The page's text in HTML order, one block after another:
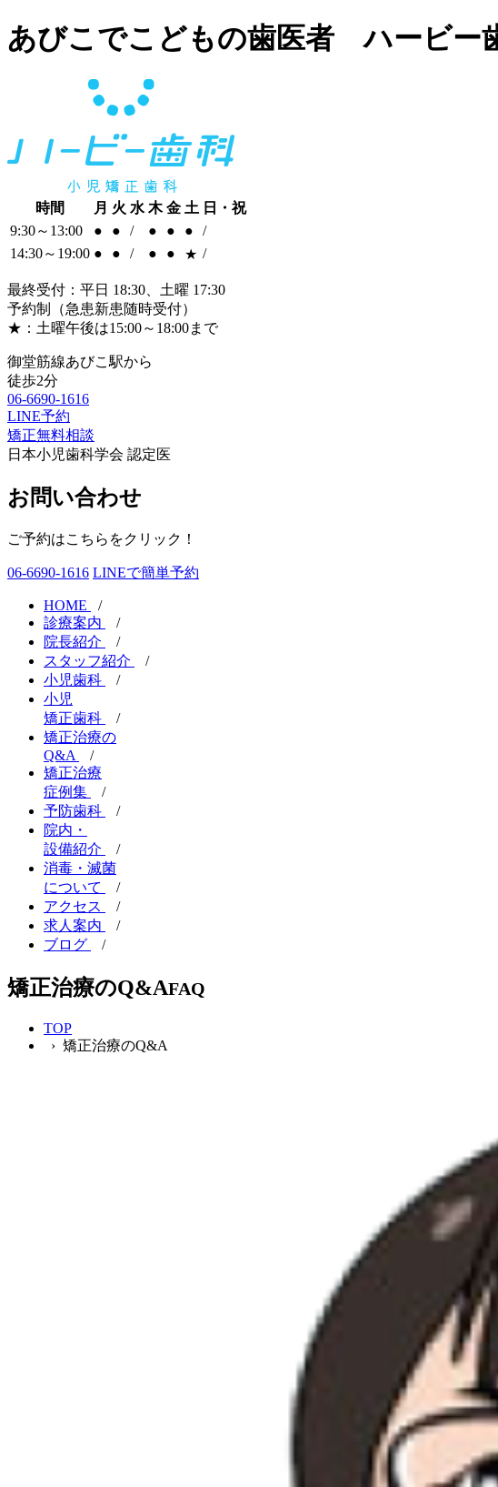
あびこでこどもの歯医者 ハービー
時間 月 火 水 木 金 土 日・祝
9:30～13:00
● ● / ● ● ●
/
14:30～19:00 ● ● / ● ● ★ /
最終受付：平日 18:30、土曜 17:30
予約制（急患新患随時受付）
★：土曜午後は15:00～18:00まで
御堂筋線あびこ駅から
徒歩2分
06-6690-1616
LINE予約
矯正無料相談
日本小児歯科学会 認定医
お問い合わせ
ご予約はこちらをクリック！
06-6690-1616 LINEで簡単予約
HOME
/
診療案内
/
院長紹介
/
スタッフ紹介
/
小児歯科
/
小児
矯正歯科
/
矯正治療の
Q&A
/
矯正治療
症例集
/
予防歯科
/
院内・
設備紹介
/
消毒・滅菌
について
/
アクセス
/
求人案内
/
ブログ
/
矯正治療のQ&AFAQ
TOP
› 矯正治療のQ&A